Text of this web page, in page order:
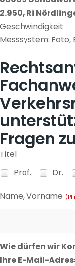
2.950, Ri
Geschwindigkeit
Messsystem: Foto,
Fragen
Titel
Prof.
Dr.
Name, Vorname
Wie dürfen wir
Ihre E-Mail-